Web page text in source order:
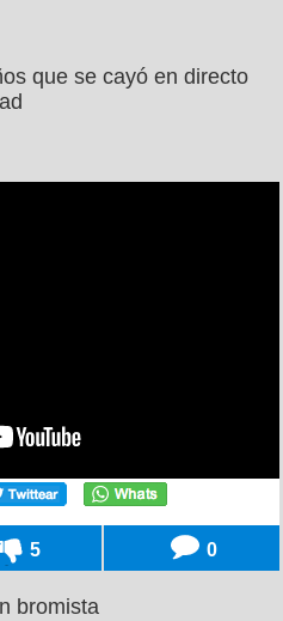
que se cayó en directo
5 0
bromista